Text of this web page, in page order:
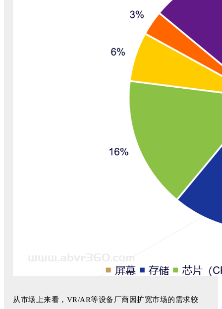
从市场上来看，VR/AR等设备厂商因扩宽市场的需求较